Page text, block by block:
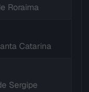
Roraima
Catarina
Sergipe